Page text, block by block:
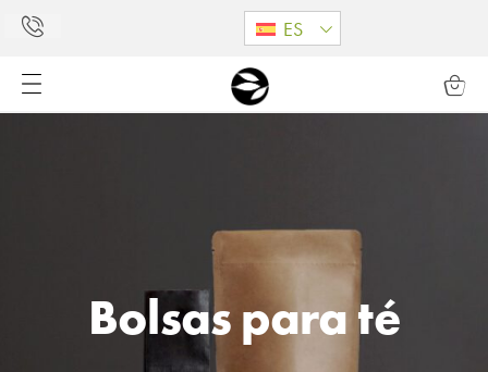
ES
Bolsas para té